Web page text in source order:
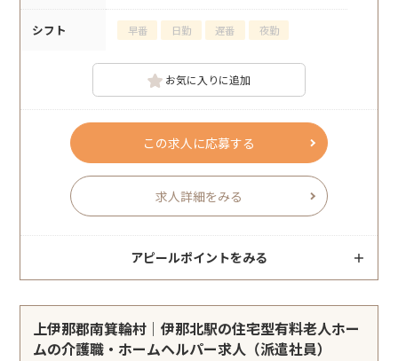
シフト 早番 日勤 遅番 夜勤
お気に入りに追加
この求人に応募する
求人詳細をみる
アピールポイントをみる
上伊那郡南箕輪村｜伊那北駅の住宅型有料老人ホー
ムの介護職・ホームヘルパー求人（派遣社員）